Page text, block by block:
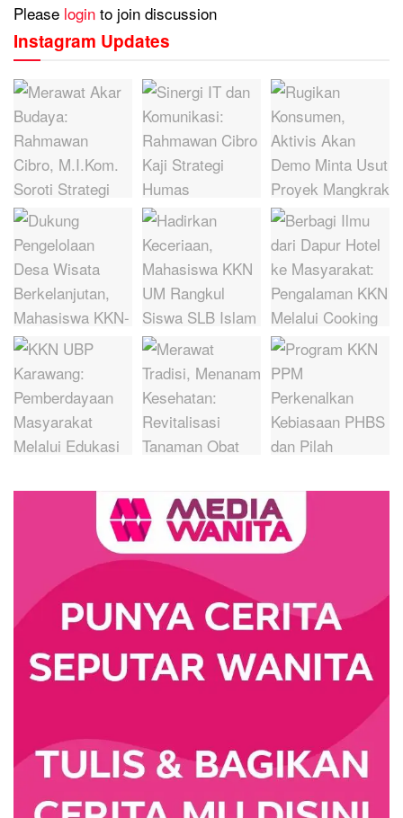
Please login to join discussion
Instagram Updates